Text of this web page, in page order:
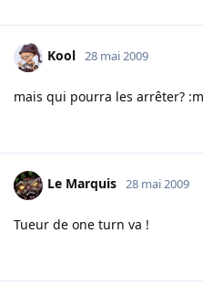
Kool 28 mai 2009
mais qui pourra les arrêter?
Le Marquis 28 mai 2009
Tueur de one turn va !